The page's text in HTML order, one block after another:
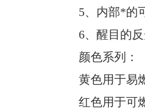
5、内部*的
6、醒目的
颜色系列：
黄色用于易
红色用于可